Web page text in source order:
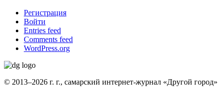
Регистрация
Войти
Entries feed
Comments feed
WordPress.org
© 2013–2026 г. г., самарский интернет-журнал «Другой город»